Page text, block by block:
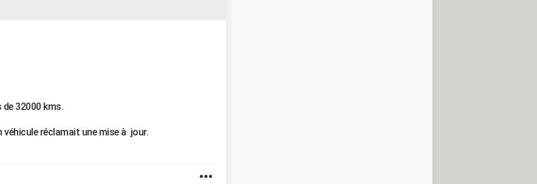
32000 kms.
réclamait une mise à jour.